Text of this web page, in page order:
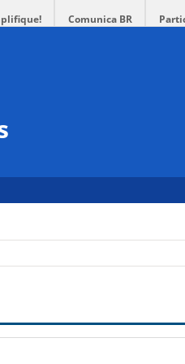
Comunica BR